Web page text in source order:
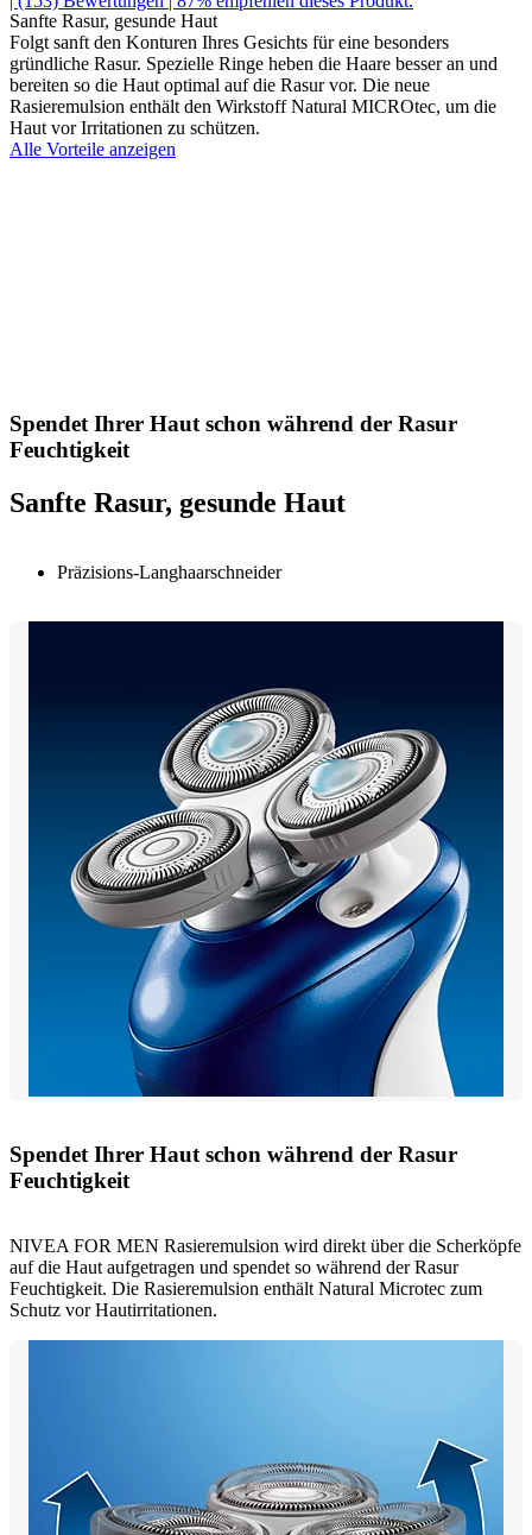
Sanfte Rasur, gesunde Haut
Folgt sanft den Konturen Ihres Gesichts für eine besonders
gründliche Rasur. Spezielle Ringe heben die Haare besser an und
bereiten so die Haut optimal auf die Rasur vor. Die neue
Rasieremulsion enthält den Wirkstoff Natural MICROtec, um die
Haut vor Irritationen zu schützen.
Alle Vorteile anzeigen
Spendet Ihrer Haut schon während der Rasur
Feuchtigkeit
Sanfte Rasur, gesunde Haut
Präzisions-Langhaarschneider
Spendet Ihrer Haut schon während der Rasur
Feuchtigkeit
NIVEA FOR MEN Rasieremulsion wird direkt über die Scherköpfe
auf die Haut aufgetragen und spendet so während der Rasur
Feuchtigkeit. Die Rasieremulsion enthält Natural Microtec zum
Schutz vor Hautirritationen.